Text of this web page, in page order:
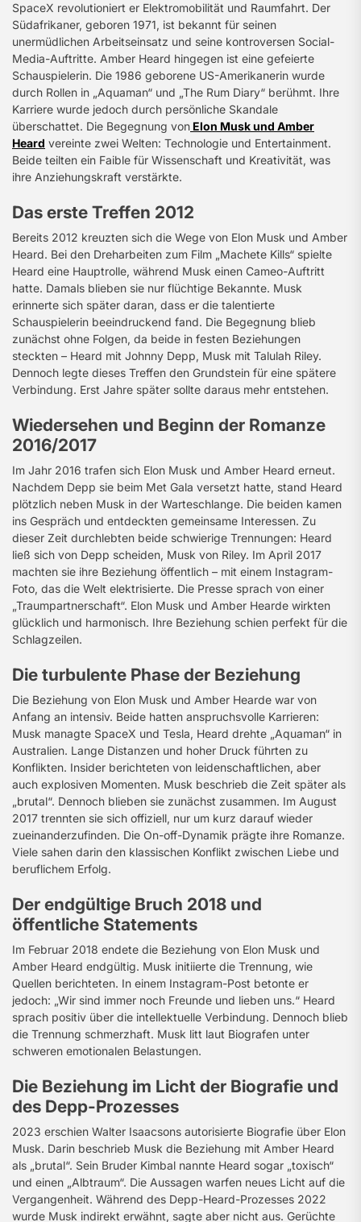
SpaceX revolutioniert er Elektromobilität und Raumfahrt. Der
Südafrikaner, geboren 1971, ist bekannt für seinen
unermüdlichen Arbeitseinsatz und seine kontroversen Social-
Media-Auftritte. Amber Heard hingegen ist eine gefeierte
Schauspielerin. Die 1986 geborene US-Amerikanerin wurde
durch Rollen in „Aquaman“ und „The Rum Diary“ berühmt. Ihre
Karriere wurde jedoch durch persönliche Skandale
überschattet. Die Begegnung von Elon Musk und Amber
Heard vereinte zwei Welten: Technologie und Entertainment.
Beide teilten ein Faible für Wissenschaft und Kreativität, was
ihre Anziehungskraft verstärkte.
Das erste Treffen 2012
Bereits 2012 kreuzten sich die Wege von Elon Musk und Amber
Heard. Bei den Dreharbeiten zum Film „Machete Kills“ spielte
Heard eine Hauptrolle, während Musk einen Cameo-Auftritt
hatte. Damals blieben sie nur flüchtige Bekannte. Musk
erinnerte sich später daran, dass er die talentierte
Schauspielerin beeindruckend fand. Die Begegnung blieb
zunächst ohne Folgen, da beide in festen Beziehungen
steckten – Heard mit Johnny Depp, Musk mit Talulah Riley.
Dennoch legte dieses Treffen den Grundstein für eine spätere
Verbindung. Erst Jahre später sollte daraus mehr entstehen.
Wiedersehen und Beginn der Romanze
2016/2017
Im Jahr 2016 trafen sich Elon Musk und Amber Heard erneut.
Nachdem Depp sie beim Met Gala versetzt hatte, stand Heard
plötzlich neben Musk in der Warteschlange. Die beiden kamen
ins Gespräch und entdeckten gemeinsame Interessen. Zu
dieser Zeit durchlebten beide schwierige Trennungen: Heard
ließ sich von Depp scheiden, Musk von Riley. Im April 2017
machten sie ihre Beziehung öffentlich – mit einem Instagram-
Foto, das die Welt elektrisierte. Die Presse sprach von einer
„Traumpartnerschaft“. Elon Musk und Amber Hearde wirkten
glücklich und harmonisch. Ihre Beziehung schien perfekt für die
Schlagzeilen.
Die turbulente Phase der Beziehung
Die Beziehung von Elon Musk und Amber Hearde war von
Anfang an intensiv. Beide hatten anspruchsvolle Karrieren:
Musk managte SpaceX und Tesla, Heard drehte „Aquaman“ in
Australien. Lange Distanzen und hoher Druck führten zu
Konflikten. Insider berichteten von leidenschaftlichen, aber
auch explosiven Momenten. Musk beschrieb die Zeit später als
„brutal“. Dennoch blieben sie zunächst zusammen. Im August
2017 trennten sie sich offiziell, nur um kurz darauf wieder
zueinanderzufinden. Die On-off-Dynamik prägte ihre Romanze.
Viele sahen darin den klassischen Konflikt zwischen Liebe und
beruflichem Erfolg.
Der endgültige Bruch 2018 und
öffentliche Statements
Im Februar 2018 endete die Beziehung von Elon Musk und
Amber Heard endgültig. Musk initiierte die Trennung, wie
Quellen berichteten. In einem Instagram-Post betonte er
jedoch: „Wir sind immer noch Freunde und lieben uns.“ Heard
sprach positiv über die intellektuelle Verbindung. Dennoch blieb
die Trennung schmerzhaft. Musk litt laut Biografen unter
schweren emotionalen Belastungen.
Die Beziehung im Licht der Biografie und
des Depp-Prozesses
2023 erschien Walter Isaacsons autorisierte Biografie über Elon
Musk. Darin beschrieb Musk die Beziehung mit Amber Heard
als „brutal“. Sein Bruder Kimbal nannte Heard sogar „toxisch“
und einen „Albtraum“. Die Aussagen warfen neues Licht auf die
Vergangenheit. Während des Depp-Heard-Prozesses 2022
wurde Musk indirekt erwähnt, sagte aber nicht aus. Gerüchte